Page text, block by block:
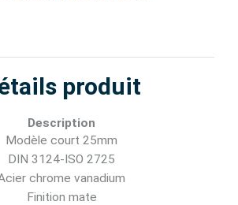
produit
Description
Modèle court 25mm
DIN 3124-ISO 2725
chrome vanadium
Finition mate